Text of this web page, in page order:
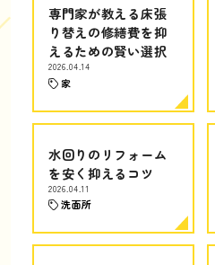
専門家が教える床張
り替えの修繕費を抑
えるための賢い選択
2026.04.14
家
水回りのリフォーム
を安く抑えるコツ
2026.04.11
洗面所